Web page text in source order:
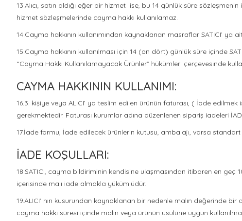
13.Alıcı, satın aldığı eğer bir hizmet ise, bu 14 günlük süre
hizmet sözleşmelerinde cayma hakkı kullanılamaz.
14.Cayma hakkının kullanımından kaynaklanan masraflar SATICI’ ya
15.Cayma hakkının kullanılması için 14 (on dört) günlük süre içinde
“Cayma Hakkı Kullanılamayacak Ürünler” hükümleri çerçevesinde
CAYMA HAKKININ KULLANIMI:
16.3. kişiye veya ALICI’ ya teslim edilen ürünün faturası, ( İade
gerekmektedir. Faturası kurumlar adına düzenlenen sipariş iadeleri
17.İade formu, İade edilecek ürünlerin kutusu, ambalajı, varsa
İADE KOŞULLARI:
18.SATICI, cayma bildiriminin kendisine ulaşmasından itibaren en geç
içerisinde malı iade almakla yükümlüdür.
19.ALICI’ nın kusurundan kaynaklanan bir nedenle malın değerinde
cayma hakkı süresi içinde malın veya ürünün usulüne uygun